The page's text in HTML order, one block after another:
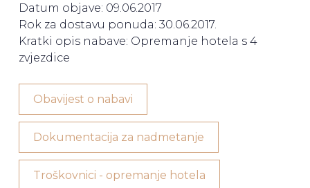
Datum objave: 09.06.2017
Rok za dostavu ponuda: 30.06.2017.
Kratki opis nabave: Opremanje hotela s 4
zvjezdice
Obavijest o nabavi
Dokumentacija za nadmetanje
Troškovnici - opremanje hotela